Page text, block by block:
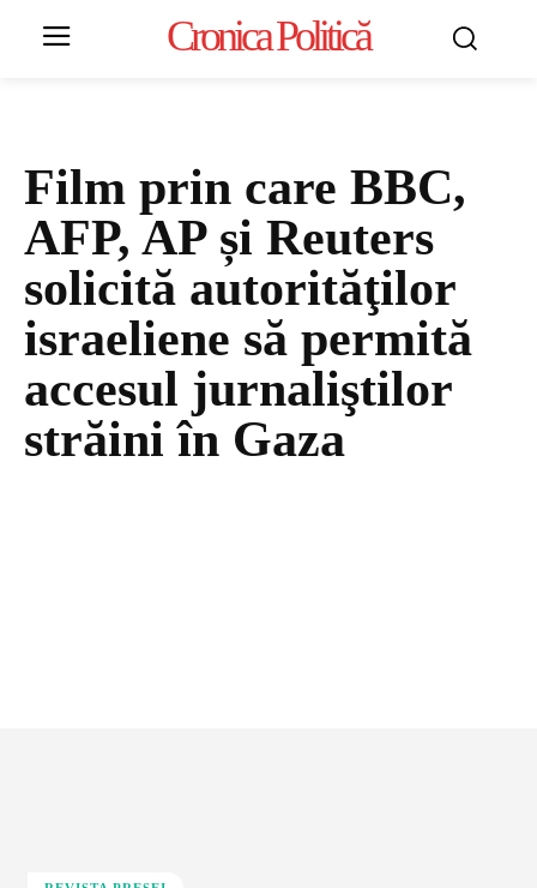
Cronica Politică
Film prin care BBC,
AFP, AP și Reuters
solicită autorităţilor
israeliene să permită
accesul jurnaliştilor
străini în Gaza